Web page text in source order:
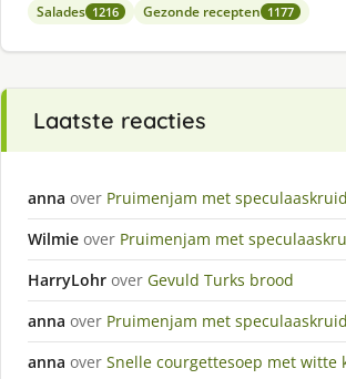
Salades 1216 Gezonde recepten 1177
Laatste reacties
anna over Pruimenjam met
Wilmie over Pruimenjam met
HarryLohr over Gevuld Turks brood
anna over Pruimenjam met
anna over Snelle courgettesoep met witte